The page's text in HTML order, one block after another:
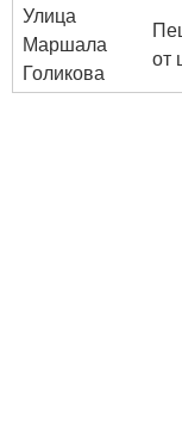
Улица
Маршала
Голикова
от